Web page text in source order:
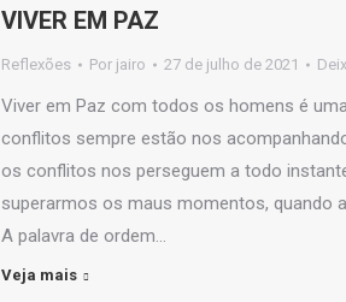
VIVER EM PAZ
Reflexões Por jairo 27 de julho de 2021
Viver em Paz com todos os homens é
conflitos sempre estão nos
os conflitos nos perseguem a todo
superarmos os maus momentos, quando
A palavra de ordem…
Veja mais